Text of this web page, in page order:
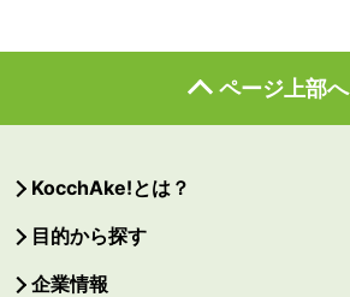
ページ上部へ
KocchAke!とは？
目的から探す
企業情報